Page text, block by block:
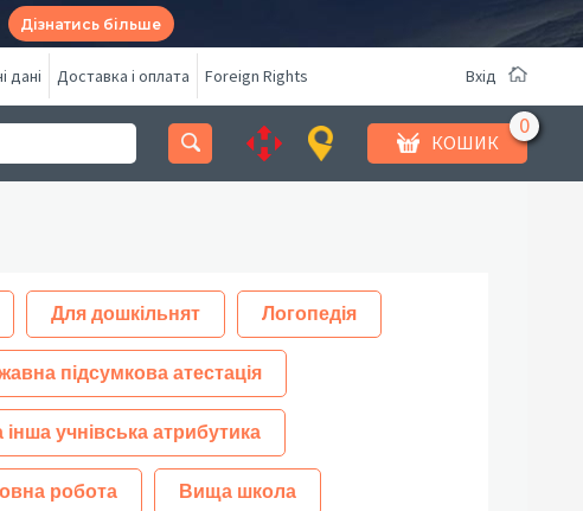
Дізнатись більше
дані Доставка і оплата Foreign Rights Вхід
КОШИК
Для дошкільнят Логопедія
підсумкова атестація
учнівська атрибутика
робота Вища школа